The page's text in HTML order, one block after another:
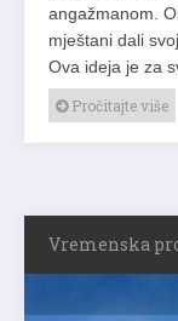
angažmanom.
mještani dali
Ova ideja je za
Pročitajte više
Vremenska